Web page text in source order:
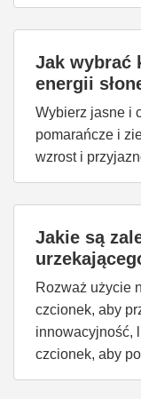
Jak wybrać
energii
Wybierz jasne i
pomarańcze i
wzrost i
Jakie są
Rozważ użycie
czcionek, aby
innowacyjność,
czcionek, aby